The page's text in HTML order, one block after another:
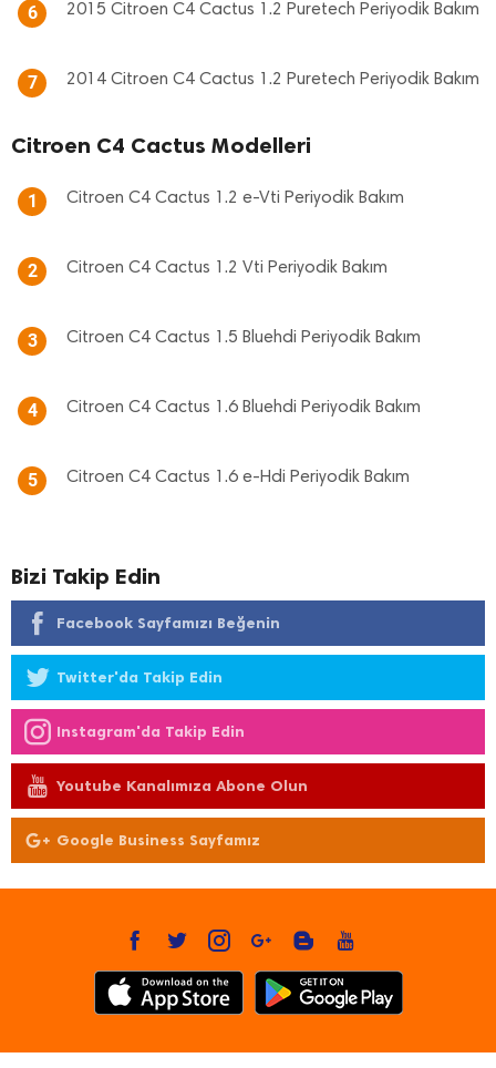
6 2015 Citroen C4 Cactus 1.2 Puretech Periyodik Bakım
7 2014 Citroen C4 Cactus 1.2 Puretech Periyodik Bakım
Citroen C4 Cactus Modelleri
1 Citroen C4 Cactus 1.2 e-Vti Periyodik Bakım
2 Citroen C4 Cactus 1.2 Vti Periyodik Bakım
3 Citroen C4 Cactus 1.5 Bluehdi Periyodik Bakım
4 Citroen C4 Cactus 1.6 Bluehdi Periyodik Bakım
5 Citroen C4 Cactus 1.6 e-Hdi Periyodik Bakım
Bizi Takip Edin
Facebook Sayfamızı Beğenin
Twitter'da Takip Edin
Instagram'da Takip Edin
Youtube Kanalımıza Abone Olun
Google Business Sayfamız